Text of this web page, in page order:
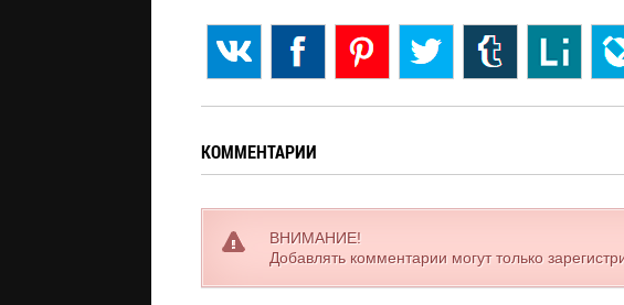
КОММЕНТАРИИ
ВНИМАНИЕ!
Добавлять комментарии могут только